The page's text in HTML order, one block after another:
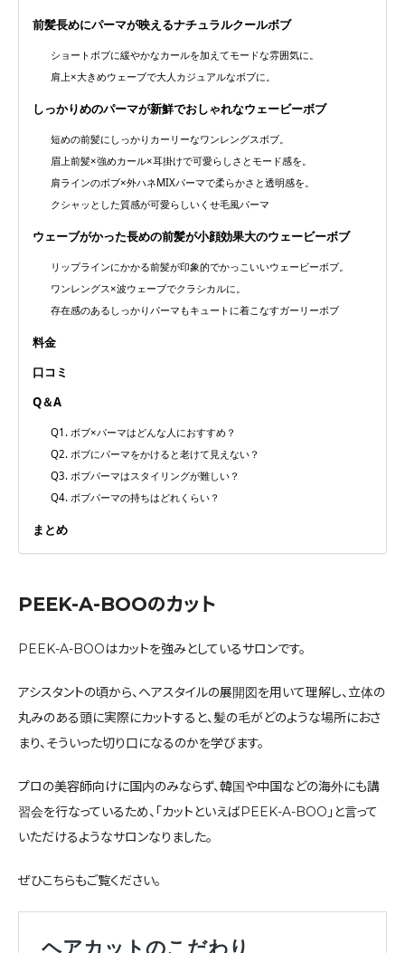
前髪長めにパーマが映えるナチュラルクールボブ
ショートボブに緩やかなカールを加えてモードな雰囲気に。
肩上×大きめウェーブで大人カジュアルなボブに。
しっかりめのパーマが新鮮でおしゃれなウェービーボブ
短めの前髪にしっかりカーリーなワンレングスボブ。
眉上前髪×強めカール×耳掛けで可愛らしさとモード感を。
肩ラインのボブ×外ハネMIXパーマで柔らかさと透明感を。
クシャッとした質感が可愛らしいくせ毛風パーマ
ウェーブがかった長めの前髪が小顔効果大のウェービーボブ
リップラインにかかる前髪が印象的でかっこいいウェービーボブ。
ワンレングス×波ウェーブでクラシカルに。
存在感のあるしっかりパーマもキュートに着こなすガーリーボブ
料金
口コミ
Q＆A
Q1. ボブ×パーマはどんな人におすすめ？
Q2. ボブにパーマをかけると老けて見えない？
Q3. ボブパーマはスタイリングが難しい？
Q4. ボブパーマの持ちはどれくらい？
まとめ
PEEK-A-BOOのカット
PEEK-A-BOOはカットを強みとしているサロンです。
アシスタントの頃から、ヘアスタイルの展開図を用いて理解し、立体の
丸みのある頭に実際にカットすると、髪の毛がどのような場所におさ
まり、そういった切り口になるのかを学びます。
プロの美容師向けに国内のみならず、韓国や中国などの海外にも講
習会を行なっているため、「カットといえばPEEK-A-BOO」と言って
いただけるようなサロンなりました。
ぜひこちらもご覧ください。